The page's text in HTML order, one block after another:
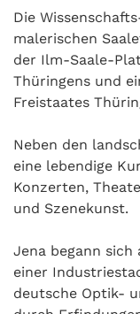
Die
malerischen
der Ilm-Saale-
Thüringens und
Freistaates
Neben den
eine lebendige
Konzerten,
und Szenekunst.
Jena begann sich
einer
deutsche Optik-